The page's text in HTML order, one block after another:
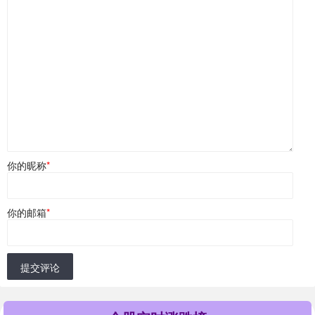
你的昵称*
你的邮箱*
提交评论